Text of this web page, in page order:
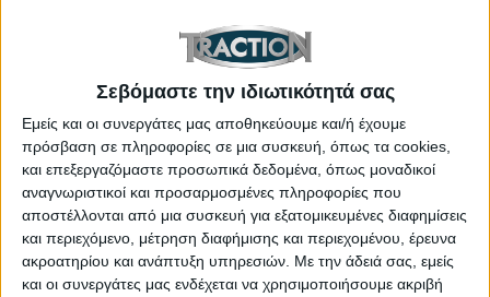
Σεβόμαστε την ιδιωτικότητά σας
Εμείς και οι συνεργάτες μας αποθηκεύουμε και/ή έχουμε
πρόσβαση σε πληροφορίες σε μια συσκευή, όπως τα cookies,
και επεξεργαζόμαστε προσωπικά δεδομένα, όπως μοναδικοί
αναγνωριστικοί και προσαρμοσμένες πληροφορίες που
αποστέλλονται από μια συσκευή για εξατομικευμένες διαφημίσεις
και περιεχόμενο, μέτρηση διαφήμισης και περιεχομένου, έρευνα
ακροατηρίου και ανάπτυξη υπηρεσιών. Με την άδειά σας, εμείς
και οι συνεργάτες μας ενδέχεται να χρησιμοποιήσουμε ακριβή
Στην Ελλάδα η νέα BMW Σειρά 2 Gran Coupe με τρεις
κινητήρες – Οι τιμές της